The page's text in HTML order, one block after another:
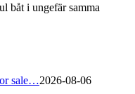
båt i ungefär samma
sale…2026-08-06